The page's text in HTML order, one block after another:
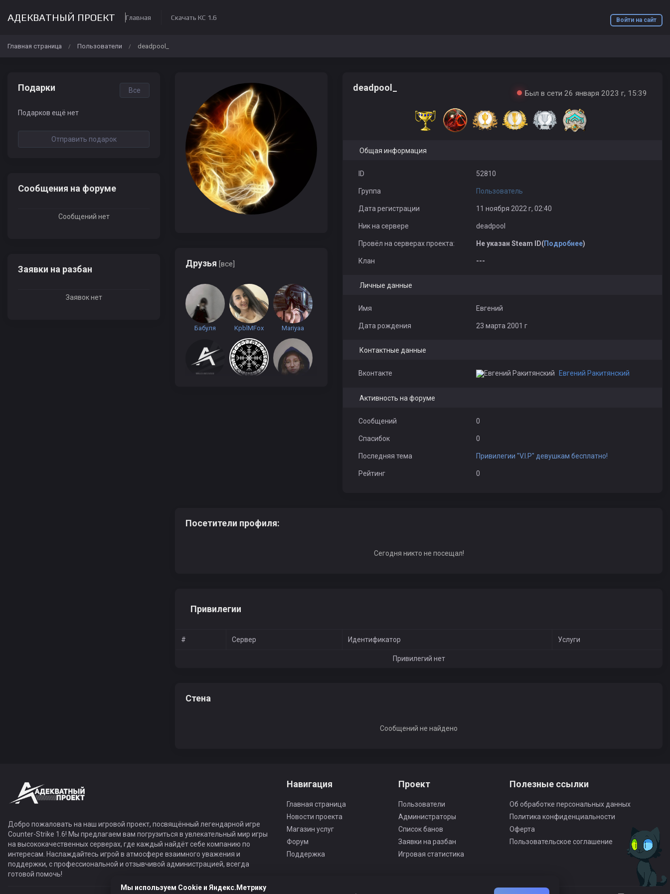
Войти на сайт
АДЕКВАТНЫЙ ПРОЕКТ Главная Скачать КС 1.6
Главная страница / Пользователи / deadpool_
Друзья [все]
Бабуля KpblMFox Mariyaa
deadpool_
Был в сети 26 января 2023 г, 15:39
Общая информация
ID 52810
Группа Пользователь
Дата регистрации 11 ноября 2022 г, 02:40
Ник на сервере deadpool
Провёл на серверах проекта: Не указан Steam ID(Подробнее)
Клан ---
Личные данные
Имя Евгений
Дата рождения 23 марта 2001 г
Контактные данные
Вконтакте Евгений Ракитянский
Активность на форуме
Сообщений 0
Спасибок 0
Последняя тема Привилегии "V.I.P" девушкам бесплатно!
Рейтинг 0
Посетители профиля:
Сегодня никто не посещал!
Привилегии
# Сервер Идентификатор Услуги
Привилегий нет
Стена
Сообщений не найдено
Подарки Все
Подарков ещё нет
Отправить подарок
Сообщения на форуме
Сообщений нет
Заявки на разбан
Заявок нет
Добро пожаловать на наш игровой проект, посвящённый легендарной игре
Counter-Strike 1.6! Мы предлагаем вам погрузиться в увлекательный мир игры
на высококачественных серверах, где каждый найдёт себе компанию по
интересам. Наслаждайтесь игрой в атмосфере взаимного уважения и
поддержки, с профессиональной и отзывчивой администрацией, всегда
готовой помочь!
Навигация
Главная страница
Новости проекта
Магазин услуг
Форум
Поддержка
Проект
Пользователи
Администраторы
Список банов
Заявки на разбан
Игровая статистика
Полезные ссылки
Об обработке персональных данных
Политика конфиденциальности
Оферта
Пользовательское соглашение
Мы используем Cookie и Яндекс.Метрику